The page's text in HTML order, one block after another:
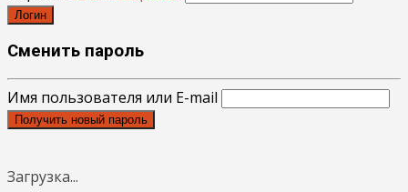
Логин
Сменить пароль
Имя пользователя или E-mail
Получить новый пароль
Загрузка...